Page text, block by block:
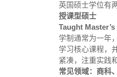
英国硕士学位有
授课型硕士
Taught Master’s
学制通常为一年
学习核心课程，
紧凑，注重实践
常见领域：商科